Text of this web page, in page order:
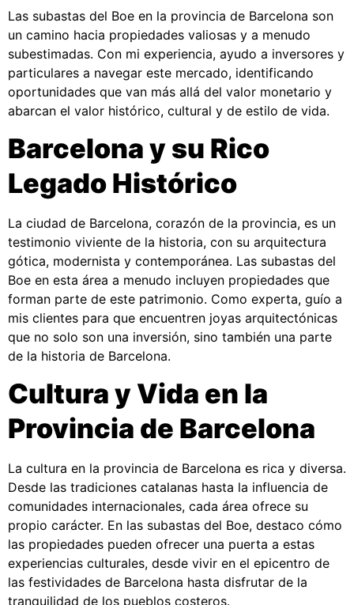
Las subastas del Boe en la provincia de Barcelona son
un camino hacia propiedades valiosas y a menudo
subestimadas. Con mi experiencia, ayudo a inversores y
particulares a navegar este mercado, identificando
oportunidades que van más allá del valor monetario y
abarcan el valor histórico, cultural y de estilo de vida.
Barcelona y su Rico
Legado Histórico
La ciudad de Barcelona, corazón de la provincia, es un
testimonio viviente de la historia, con su arquitectura
gótica, modernista y contemporánea. Las subastas del
Boe en esta área a menudo incluyen propiedades que
forman parte de este patrimonio. Como experta, guío a
mis clientes para que encuentren joyas arquitectónicas
que no solo son una inversión, sino también una parte
de la historia de Barcelona.
Cultura y Vida en la
Provincia de Barcelona
La cultura en la provincia de Barcelona es rica y diversa.
Desde las tradiciones catalanas hasta la influencia de
comunidades internacionales, cada área ofrece su
propio carácter. En las subastas del Boe, destaco cómo
las propiedades pueden ofrecer una puerta a estas
experiencias culturales, desde vivir en el epicentro de
las festividades de Barcelona hasta disfrutar de la
tranquilidad de los pueblos costeros.